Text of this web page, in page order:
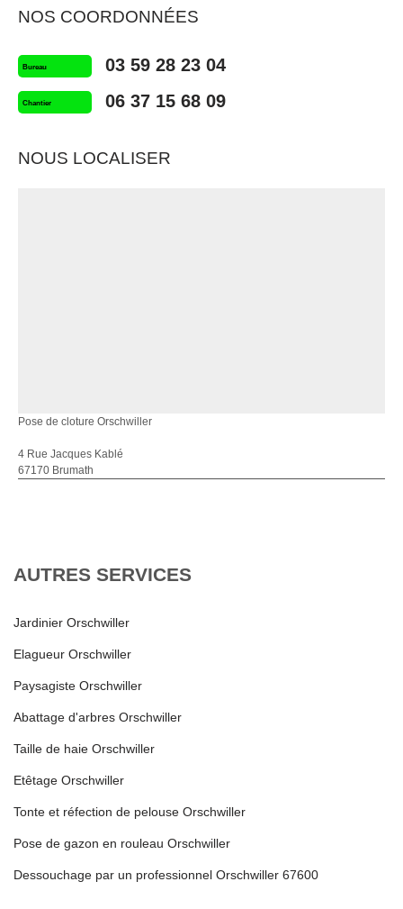
NOS COORDONNÉES
Bureau 03 59 28 23 04
Chantier 06 37 15 68 09
NOUS LOCALISER
Pose de cloture Orschwiller
4 Rue Jacques Kablé
67170 Brumath
AUTRES SERVICES
Jardinier Orschwiller
Elagueur Orschwiller
Paysagiste Orschwiller
Abattage d'arbres Orschwiller
Taille de haie Orschwiller
Etêtage Orschwiller
Tonte et réfection de pelouse Orschwiller
Pose de gazon en rouleau Orschwiller
Dessouchage par un professionnel Orschwiller 67600